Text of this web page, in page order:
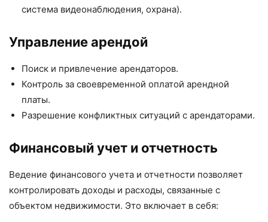
система видеонаблюдения, охрана).
Управление арендой
Поиск и привлечение арендаторов.
Контроль за своевременной оплатой арендной
платы.
Разрешение конфликтных ситуаций с арендаторами.
Финансовый учет и отчетность
Ведение финансового учета и отчетности позволяет
контролировать доходы и расходы, связанные с
объектом недвижимости. Это включает в себя: